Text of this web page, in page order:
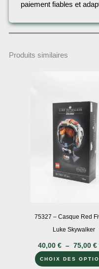
paiement fiables et
Produits similaires
75327 – Casque Red
Luke Skywalker
40,00€ – 75,00€
CHOIX DES